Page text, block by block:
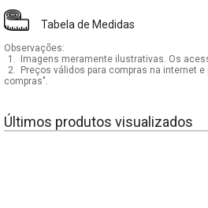
Tabela de Medidas
Observações:
1.
Imagens meramente ilustrativas. Os
2.
Preços válidos para compras na internet
compras".
Últimos produtos visualizados